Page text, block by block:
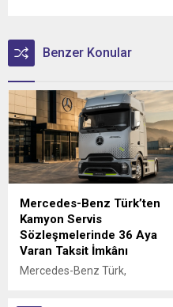
Benzer Konular
Mercedes-Benz Türk’ten
Kamyon Servis
Sözleşmelerinde 36 Aya
Varan Taksit İmkânı
Mercedes-Benz Türk,